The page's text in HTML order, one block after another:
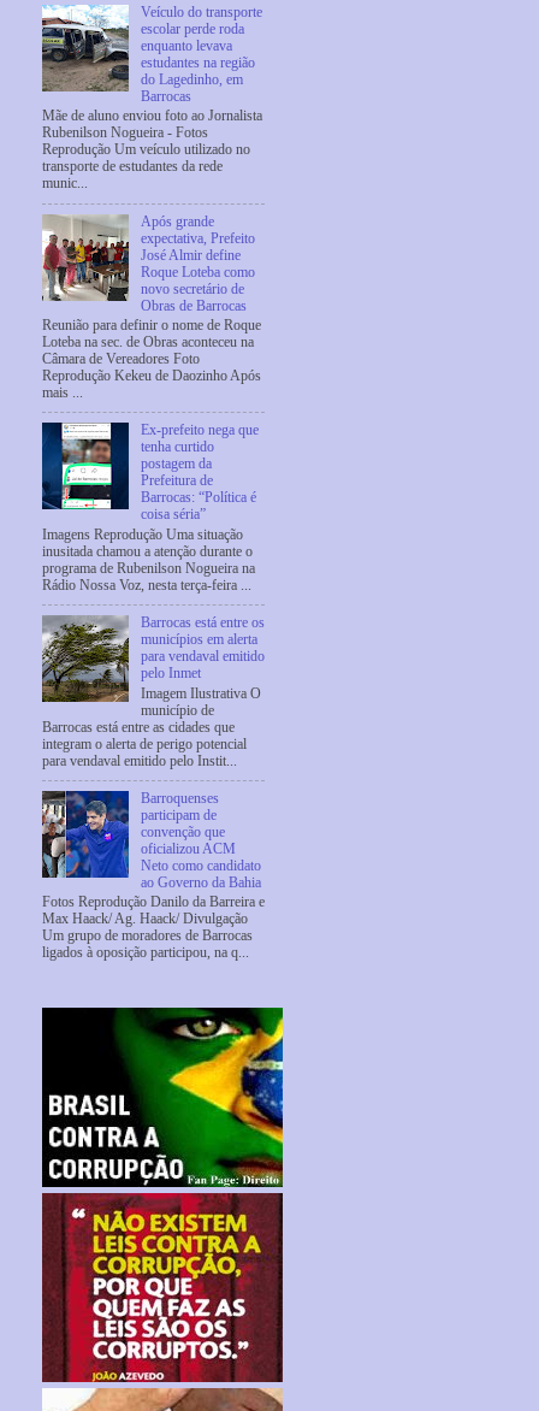
Veículo do transporte
escolar perde roda
enquanto levava
estudantes na região
do Lagedinho, em
Barrocas
Mãe de aluno enviou foto ao Jornalista
Rubenilson Nogueira - Fotos
Reprodução Um veículo utilizado no
transporte de estudantes da rede
munic...
Após grande
expectativa, Prefeito
José Almir define
Roque Loteba como
novo secretário de
Obras de Barrocas
Reunião para definir o nome de Roque
Loteba na sec. de Obras aconteceu na
Câmara de Vereadores Foto
Reprodução Kekeu de Daozinho Após
mais ...
Ex-prefeito nega que
tenha curtido
postagem da
Prefeitura de
Barrocas: “Política é
coisa séria”
Imagens Reprodução Uma situação
inusitada chamou a atenção durante o
programa de Rubenilson Nogueira na
Rádio Nossa Voz, nesta terça-feira ...
Barrocas está entre os
municípios em alerta
para vendaval emitido
pelo Inmet
Imagem Ilustrativa O
município de
Barrocas está entre as cidades que
integram o alerta de perigo potencial
para vendaval emitido pelo Instit...
Barroquenses
participam de
convenção que
oficializou ACM
Neto como candidato
ao Governo da Bahia
Fotos Reprodução Danilo da Barreira e
Max Haack/ Ag. Haack/ Divulgação
Um grupo de moradores de Barrocas
ligados à oposição participou, na q...